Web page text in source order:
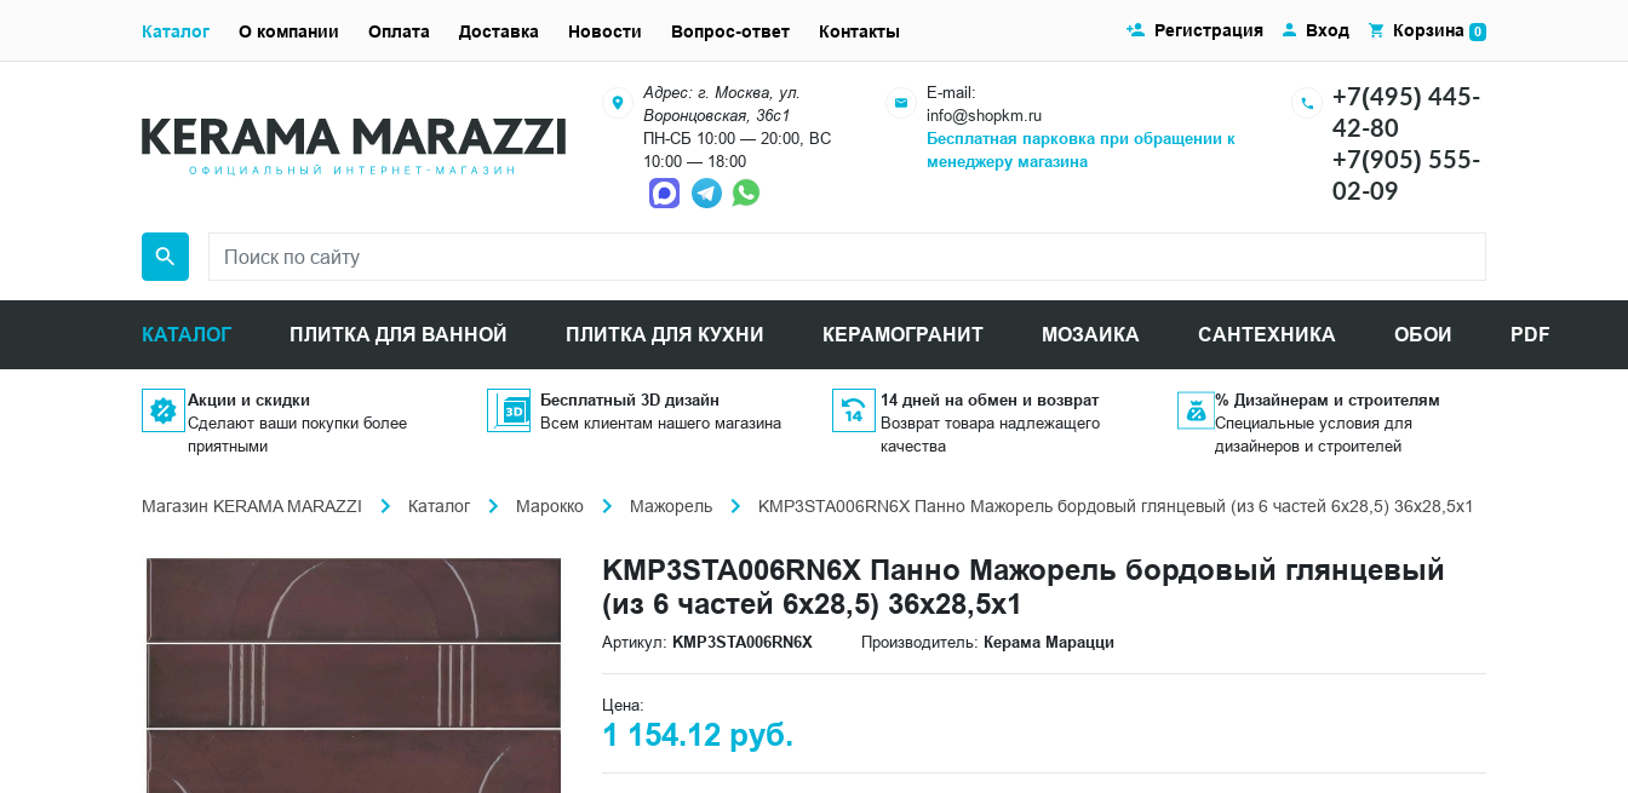
Адрес: г. Москва, ул.
Воронцовская, 36с1
ПН-СБ 10:00 — 20:00, ВС
10:00 — 18:00
E-mail:
info@shopkm.ru
Бесплатная парковка при обращении к
менеджеру магазина
+7(495) 445-
42-80
+7(905) 555-
02-09
КАТАЛОГ ПЛИТКА ДЛЯ ВАННОЙ ПЛИТКА ДЛЯ КУХНИ КЕРАМОГРАНИТ МОЗАИКА САНТЕХНИКА ОБОИ PDF
Регистрация Вход Корзина 0
Каталог О компании Оплата Доставка Новости Вопрос-ответ Контакты
Акции и скидки
Сделают ваши покупки более
приятными
Бесплатный 3D дизайн
Всем клиентам нашего магазина
14 дней на обмен и возврат
Возврат товара надлежащего
качества
% Дизайнерам и строителям
Специальные условия для
дизайнеров и строителей
Магазин KERAMA MARAZZI Каталог Марокко Мажорель KMP3STA006RN6X Панно Мажорель бордовый глянцевый (из 6 частей 6х28,5) 36x28,5x1
KMP3STA006RN6X Панно Мажорель бордовый глянцевый
(из 6 частей 6х28,5) 36x28,5x1
Артикул: KMP3STA006RN6X Производитель: Керама Марацци
Цена:
1 154.12 руб.